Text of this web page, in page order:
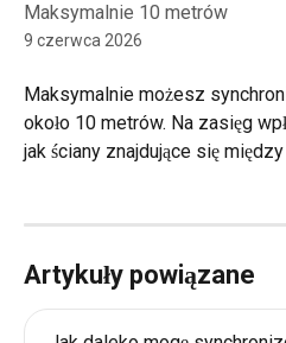
Maksymalnie 10 metrów
9 czerwca 2026
Maksymalnie możesz
około 10 metrów. Na zasięg
jak ściany znajdujące się
Artykuły powiązane